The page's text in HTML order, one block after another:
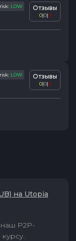
LOW Отзывы
0|0|0
LOW Отзывы
0|0|0
на Utopia
P2P-